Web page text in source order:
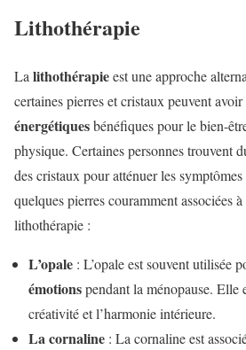
Lithothérapie
La lithothérapieest une approche
certaines pierres et cristaux peuvent avoir
énergétiquesbénéfiques pour le bien-
physique. Certaines personnes trouvent
des cristaux pour atténuer les
quelques pierres couramment associées
lithothérapie :
L’opale : L’opale est souvent utilisée
émotionspendant la ménopause. Elle
créativité et l’harmonie intérieure.
La cornaline : La cornaline est